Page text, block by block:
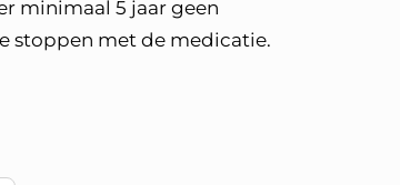
minimaal 5 jaar geen
stoppen met de medicatie.